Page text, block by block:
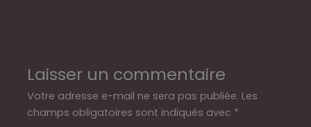
Laisser un commentaire
Votre adresse e-mail ne sera pas publiée. Les
champs obligatoires sont indiqués avec *